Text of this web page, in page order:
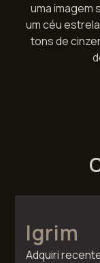
uma imagem
um céu
tons de
Adquiri
Igrim